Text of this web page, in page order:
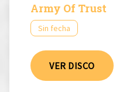
Army Of Trust
Sin fecha
VER DISCO